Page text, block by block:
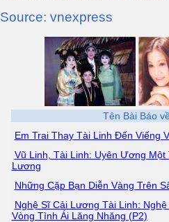
Source: vnexpress
Tên Bài Báo
Em Trai Thay Tài Linh Đến Viếng
Vũ Linh, Tài Linh: Uyên Ương
Lương
Những Cặp Bạn Diễn Vàng Trên
Nghệ Sĩ Cải Lương Tài Linh:
Vòng Tình Ái Lăng Nhăng (P2)